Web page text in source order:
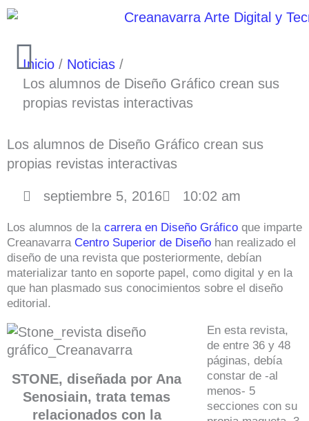
Ir
contenido
Inicio
Noticias
Los alumnos de Diseño Gráfico crean sus
propias revistas interactivas
Los alumnos de Diseño Gráfico crean sus
propias revistas interactivas
septiembre 5, 2016 10:02 am
Los alumnos de la carrera en Diseño Gráfico que imparte
Creanavarra Centro Superior de Diseño han realizado el
diseño de una revista que posteriormente, debían
materializar tanto en soporte papel, como digital y en la
que han plasmado sus conocimientos sobre el diseño
editorial.
STONE, diseñada por Ana
Senosiain, trata temas
relacionados con la
En esta revista,
de entre 36 y 48
páginas, debía
constar de -al
menos- 5
secciones con su